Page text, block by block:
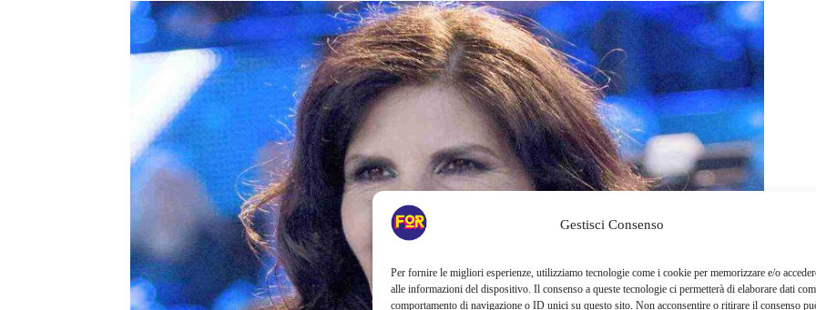
Gestisci Consenso
Per fornire le migliori esperienze, utilizziamo tecnologie come i cookie per memorizzare e/o
alle informazioni del dispositivo. Il consenso a queste tecnologie ci permetterà di elaborare dati
comportamento di navigazione o ID unici su questo sito. Non acconsentire o ritirare il consenso